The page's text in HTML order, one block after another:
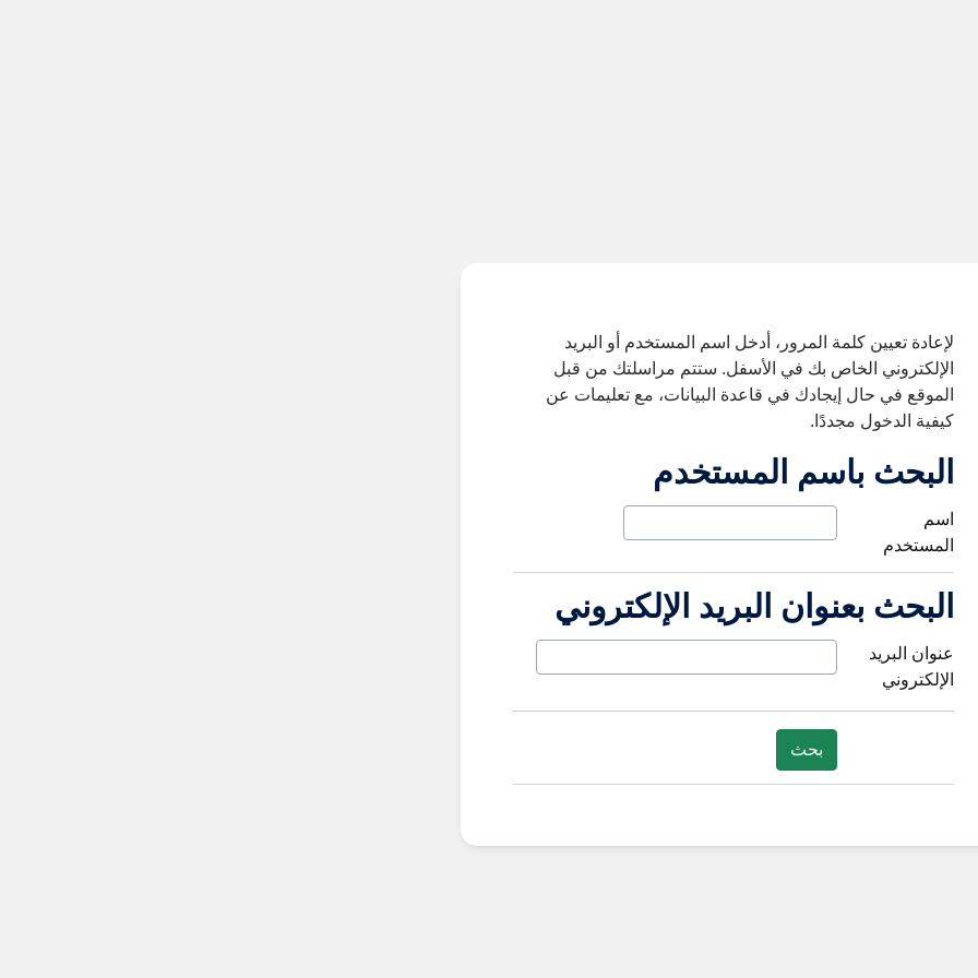
لإعادة تعيين كلمة المرور، أدخل اسم المستخدم أو البريد
الإلكتروني الخاص بك في الأسفل. ستتم مراسلتك من قبل
الموقع في حال إيجادك في قاعدة البيانات، مع تعليمات عن
كيفية الدخول مجددًا.
البحث باسم المستخدم
البحث باسم المستخدم
اسم
المستخدم
البحث بعنوان البريد الإلكتروني
البحث بعنوان البريد الإلكتروني
عنوان البريد
الإلكتروني